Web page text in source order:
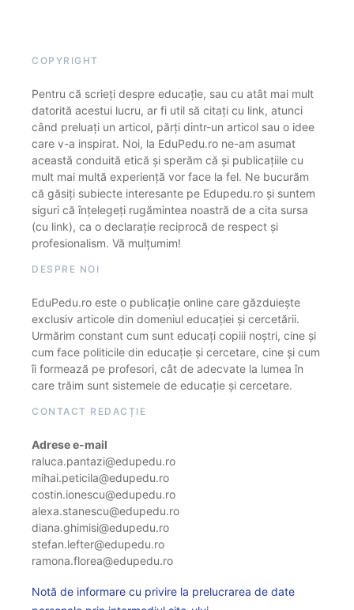
COPYRIGHT
Pentru că scrieți despre educație, sau cu atât mai mult
datorită acestui lucru, ar fi util să citați cu link, atunci
când preluați un articol, părți dintr-un articol sau o idee
care v-a inspirat. Noi, la EduPedu.ro ne-am asumat
această conduită etică și sperăm că și publicațiile cu
mult mai multă experiență vor face la fel. Ne bucurăm
că găsiți subiecte interesante pe Edupedu.ro și suntem
siguri că înțelegeți rugămintea noastră de a cita sursa
(cu link), ca o declarație reciprocă de respect și
profesionalism. Vă mulțumim!
DESPRE NOI
EduPedu.ro este o publicație online care găzduiește
exclusiv articole din domeniul educației și cercetării.
Urmărim constant cum sunt educați copiii noștri, cine și
cum face politicile din educație și cercetare, cine și cum
îi formează pe profesori, cât de adecvate la lumea în
care trăim sunt sistemele de educație și cercetare.
CONTACT REDACȚIE
Adrese e-mail
raluca.pantazi@edupedu.ro
mihai.peticila@edupedu.ro
costin.ionescu@edupedu.ro
alexa.stanescu@edupedu.ro
diana.ghimisi@edupedu.ro
stefan.lefter@edupedu.ro
ramona.florea@edupedu.ro
Notă de informare cu privire la prelucrarea de date